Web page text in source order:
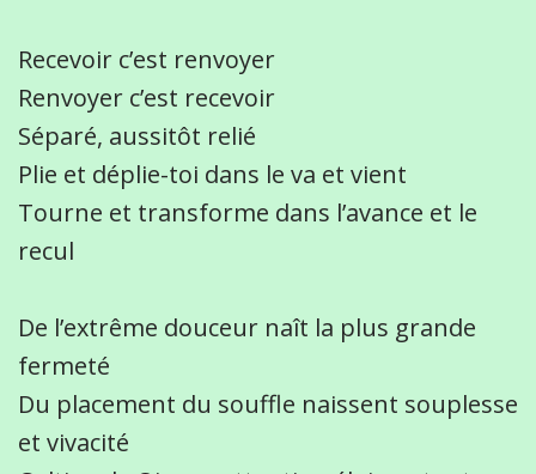
Recevoir c’est renvoyer
Renvoyer c’est recevoir
Séparé, aussitôt relié
Plie et déplie-toi dans le va et vient
Tourne et transforme dans l’avance et le
recul
De l’extrême douceur naît la plus grande
fermeté
Du placement du souffle naissent souplesse
et vivacité